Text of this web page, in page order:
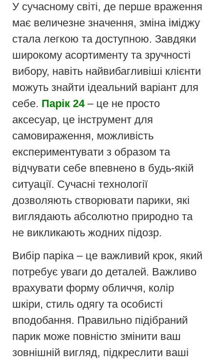
У сучасному світі, де перше враження
має величезне значення, зміна іміджу
стала легкою та доступною. Завдяки
широкому асортименту та зручності
вибору, навіть найвибагливіші клієнти
можуть знайти ідеальний варіант для
себе. Парік 24– це не просто
аксесуар, це інструмент для
самовираження, можливість
експериментувати з образом та
відчувати себе впевнено в будь-якій
ситуації. Сучасні технології
дозволяють створювати парики, які
виглядають абсолютно природно та
не викликають жодних підозр.
Вибір паріка – це важливий крок, який
потребує уваги до деталей. Важливо
врахувати форму обличчя, колір
шкіри, стиль одягу та особисті
вподобання. Правильно підібраний
парик може повністю змінити ваш
зовнішній вигляд, підкреслити ваші